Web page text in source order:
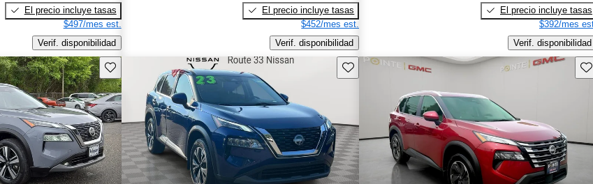
El precio incluye tasas
$497/mes est.
Verif. disponibilidad
El precio incluye tasas
$452/mes est.
Verif. disponibilidad
El precio incluye tasas
$392/mes
Verif. disponibilidad
Guarda este Aviso Guarda este Aviso